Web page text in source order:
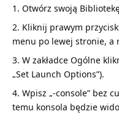
Otwórz swoją
Kliknij prawym
menu po lewej stronie, a
W zakładce Ogólne
„Set Launch Options”).
Wpisz „-console” bez
temu konsola będzie